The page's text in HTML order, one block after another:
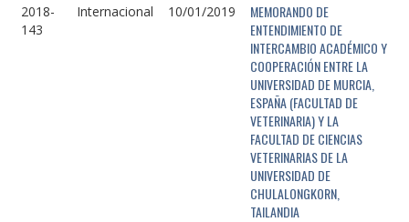
2018-
143
Internacional 10/01/2019
MEMORANDO DE
ENTENDIMIENTO DE
INTERCAMBIO ACADÉMICO Y
COOPERACIÓN ENTRE LA
UNIVERSIDAD DE MURCIA,
ESPAÑA (FACULTAD DE
VETERINARIA) Y LA
FACULTAD DE CIENCIAS
VETERINARIAS DE LA
UNIVERSIDAD DE
CHULALONGKORN,
TAILANDIA